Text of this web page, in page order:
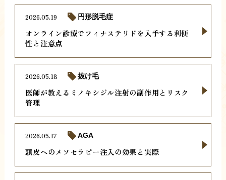
オンライン診療でフィナステリドを入手する利便
性と注意点
2026.05.19 円形脱毛症
医師が教えるミノキシジル注射の副作用とリスク
管理
2026.05.18 抜け毛
頭皮へのメソセラピー注入の効果と実際
2026.05.17 AGA